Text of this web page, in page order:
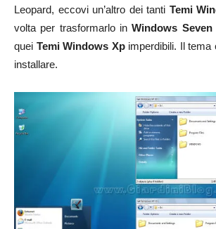
Leopard, eccovi un’altro dei tanti Temi
volta per trasformarlo inWindows Seven
quei Temi Windows Xpimperdibili. Il tema
installare.